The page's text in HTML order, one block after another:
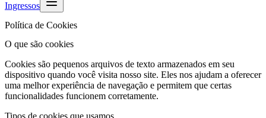
Ingressos
Política de Cookies
O que são cookies
Cookies são pequenos arquivos de texto armazenados em seu
dispositivo quando você visita nosso site. Eles nos ajudam a oferecer
uma melhor experiência de navegação e permitem que certas
funcionalidades funcionem corretamente.
Tipos de cookies que usamos